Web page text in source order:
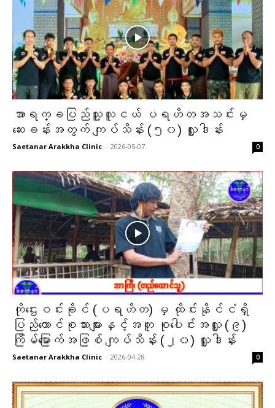
အာရက္ခပြည်သူ့လူငယ် ပရဟိတအသင်းမှ
ဆေးခန်းအတွက် ကျပ်သိန်း (၅၀) လှူဒါန်း
Saetanar Arakkha Clinic - 2026-05-07 0
ကိုဌေးဝင်းခိုင် (ပရဟိတ) မှ ထိုင်းနိုင်ငံရှိ
ပြည်ထောင်စုသားများနှင့်အတူ စုပေါင်းအလှူ (၉)
ကြိမ်မြောက်အဖြစ် ကျပ်သိန်း (၂၀) လှူဒါန်း
Saetanar Arakkha Clinic - 2026-04-28 0